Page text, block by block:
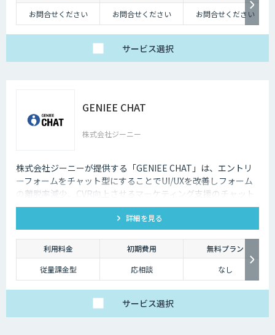
お問合せください
お問合せください お問合せください
サービス選択
GENIEE CHAT
株式会社ジーニー
株式会社ジーニーが提供する「GENIEE CHAT」は、エントリ
ーフォームをチャット型にすることでUI/UXを改善しフォーム
の離脱率減少、CVR向上させるマーケティング支援のチャット
EFOツールです。
詳細を見る
利用料金 初期費用
無料プラン
従量課金型
応相談 なし
サービス選択